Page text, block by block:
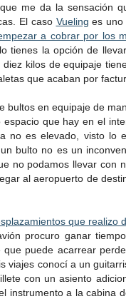
me da la sensación
El caso Vueling es uno
a cobrar por los
tienes la opción de
kilos de equipaje
que acaban por
bultos en equipaje de
que hay en el
no es elevado, visto lo
bulto no es un
no podamos llevar con
al aeropuerto de
que realizo
procuro ganar
puede acarrear
viajes conocí a un
con un asiento
instrumento a la cabina